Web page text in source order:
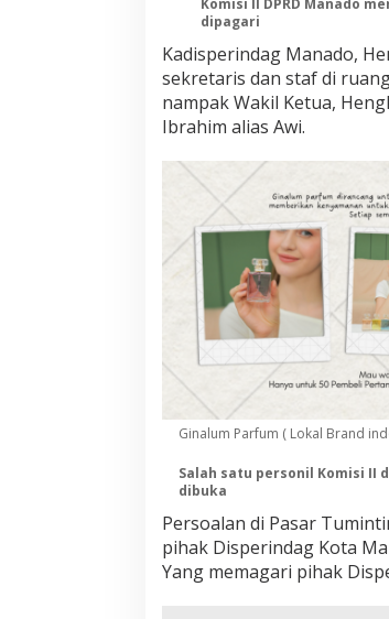
e
a
m
a
D
p
e
r
i
n
a
r
a
t
s
a
r
Komisi II DPRD Manado
dipagari
Kadisperindag Manado,
sekretaris dan staf di
nampak Wakil Ketua,
Ibrahim alias Awi.
Ginalum Parfum ( Lokal Brand
Salah satu personil Komisi II
dibuka
Persoalan di Pasar
pihak Disperindag Kota
Yang memagari pihak